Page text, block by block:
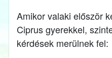
Amikor valaki először
Ciprus gyerekkel,
kérdések merülnek fel: